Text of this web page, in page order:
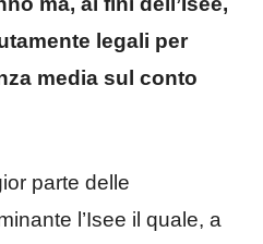
legali per
media sul conto
parte delle
l’Isee il quale, a